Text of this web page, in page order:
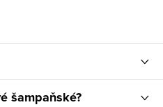
šampaňské?